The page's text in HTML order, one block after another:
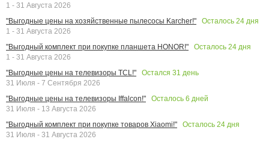
1 - 31 Августа 2026
"Выгодные цены на хозяйственные пылесосы Karcher!"
Осталось 24 дня
1 - 31 Августа 2026
"Выгодный комплект при покупке планшета HONOR!"
Осталось 24 дня
1 - 31 Августа 2026
"Выгодные цены на телевизоры TCL!"
Остался 31 день
31 Июля - 7 Сентября 2026
"Выгодные цены на телевизоры Iffalcon!"
Осталось 6 дней
31 Июля - 13 Августа 2026
"Выгодный комплект при покупке товаров Xiaomi!"
Осталось 24 дня
31 Июля - 31 Августа 2026